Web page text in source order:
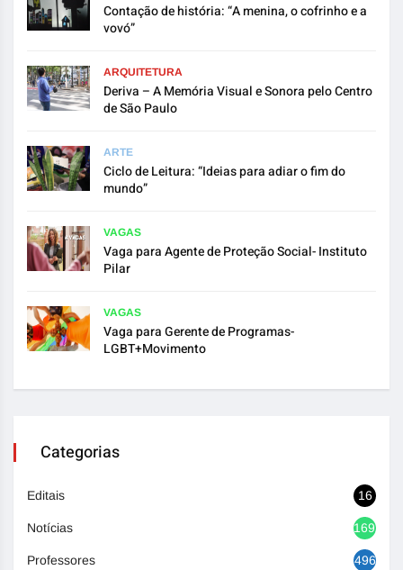
Contação de história: “A menina, o cofrinho e a
vovó”
ARQUITETURA
Deriva – A Memória Visual e Sonora pelo Centro
de São Paulo
ARTE
Ciclo de Leitura: “Ideias para adiar o fim do
mundo”
VAGAS
Vaga para Agente de Proteção Social- Instituto
Pilar
VAGAS
Vaga para Gerente de Programas-
LGBT+Movimento
Categorias
Editais 16
Notícias 1692
Professores 496